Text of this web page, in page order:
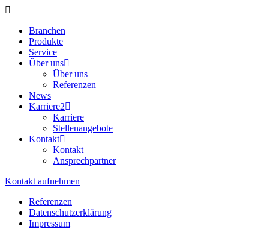
Branchen
Produkte
Service
Über uns
Über uns
Referenzen
News
Karriere2
Karriere
Stellenangebote
Kontakt
Kontakt
Ansprechpartner
Kontakt aufnehmen
Referenzen
Datenschutzerklärung
Impressum